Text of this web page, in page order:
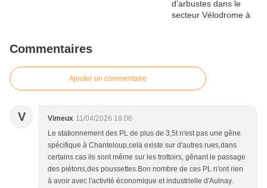
Commentaires
Ajouter un commentaire
V Vimeux 11/04/2026 18:06
Le stationnement des PL de plus de 3,5t n'est pas une gêne
spécifique à Chanteloup,cela existe sur d'autres rues,dans
certains cas ils sont même sur les trottoirs, gênant le passage
des piétons,des poussettes.Bon nombre de ces PL n'ont rien
à avoir avec l'activité économique et industrielle d'Aulnay.